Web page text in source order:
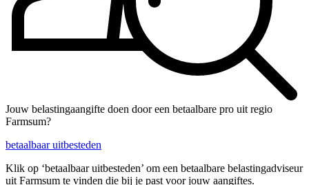
Jouw belastingaangifte doen door een betaalbare pro uit regio
Farmsum?
betaalbaar uitbesteden
Klik op ‘betaalbaar uitbesteden’ om een betaalbare belastingadviseur
uit Farmsum te vinden die bij je past voor jouw aangiftes.